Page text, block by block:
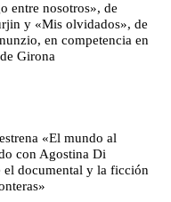
entre nosotros», de
y «Mis olvidados», de
en competencia en
Girona
«El mundo al
con Agostina Di
el documental y la ficción